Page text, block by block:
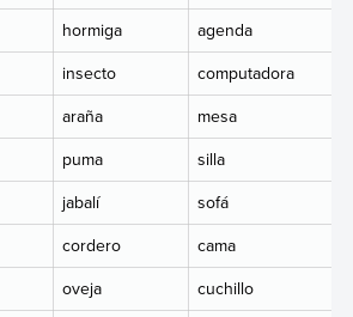
hormiga
agenda
insecto
computadora
araña
mesa
puma
silla
jabalí
sofá
cordero
cama
oveja
cuchillo